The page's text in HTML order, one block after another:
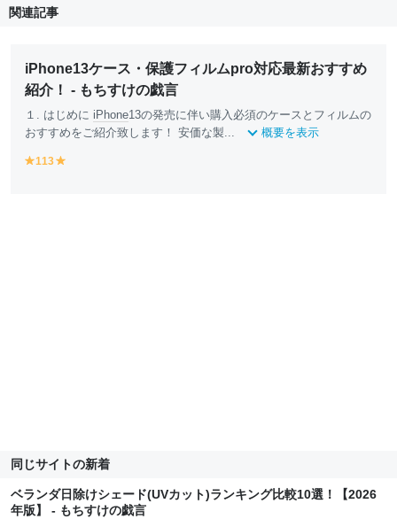
関連記事
iPhone13ケース・保護フィルムpro対応最新おすすめ
紹介！ - もちすけの戯言
１. はじめに iPhone13の発売に伴い購入必須のケースとフィルムの
おすすめをご紹介致します！ 安価な製...
概要を表示
y
113
同じサイトの新着
ベランダ日除けシェード(UVカット)ランキング比較10選！【2026
年版】 - もちすけの戯言